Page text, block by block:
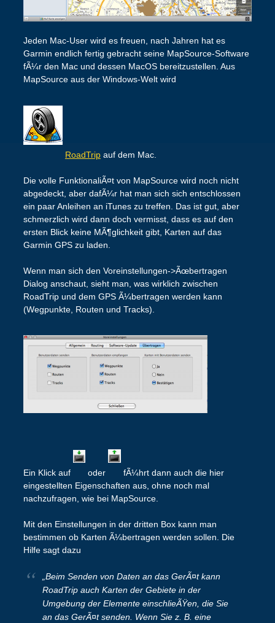
Jeden Mac-User wird es freuen, nach Jahren hat es
Garmin endlich fertig gebracht seine MapSource-Software
fÃ¼r den Mac und dessen MacOS bereitzustellen. Aus
MapSource aus der Windows-Welt wird
RoadTripauf dem Mac.
Die volle FunktionaliÃ¤t von MapSource wird noch nicht
abgedeckt, aber dafÃ¼r hat man sich sich entschlossen
ein paar Anleihen an iTunes zu treffen. Das ist gut, aber
schmerzlich wird dann doch vermisst, dass es auf den
ersten Blick keine MÃ¶glichkeit gibt, Karten auf das
Garmin GPS zu laden.
Wenn man sich den Voreinstellungen->Ãœbertragen
Dialog anschaut, sieht man, was wirklich zwischen
RoadTrip und dem GPS Ã¼bertragen werden kann
(Wegpunkte, Routen und Tracks).
Ein Klick auf oder
fÃ¼hrt dann auch die hier
eingestellten Eigenschaften aus, ohne noch mal
nachzufragen, wie bei MapSource.
Mit den Einstellungen in der dritten Box kann man
bestimmen ob Karten Ã¼bertragen werden sollen. Die
Hilfe sagt dazu
„Beim Senden von Daten an das GerÃ¤t kann
RoadTrip auch Karten der Gebiete in der
Umgebung der Elemente einschlieÃŸen, die Sie
an das GerÃ¤t senden. Wenn Sie z. B. eine